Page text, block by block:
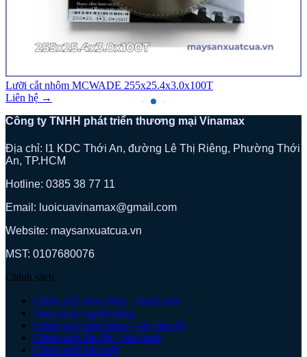
Lưỡi cắt nhôm MCWADE 255x25.4x3.0x100T
Liên hệ →
Công ty TNHH phát triển thương mại Vinamax
Địa chỉ: I1 KDC Thới An, đường Lê Thị Riêng, Phường Thới
An, TP.HCM
Hotline: 0385 38 77 11
Email: luoicuavinamax@gmail.com
Website: maysanxuatcua.vn
MST: 0107680076
Chính sách
Chính sách mua hàng - thanh toán
Thoả thuận người dùng
Chính sách giao hàng - vận chuyển
Chính sách lắp đặt - bảo hành
Chính sách bảo mật